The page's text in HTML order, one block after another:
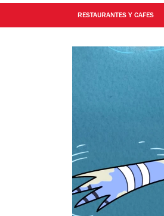
RESTAURANTES Y CAFES